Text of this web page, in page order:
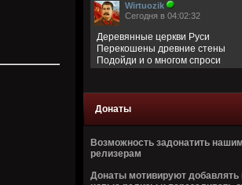
Wirtuozik
Сегодня в 04:02:32
Деревянные церкви Руси
Перекошены древние стены
Подойди и о многом спроси
Вчера в 14:37:07
Донаты
Возможность задонатить нашим
релизерам
Донаты мотивируют добавлять